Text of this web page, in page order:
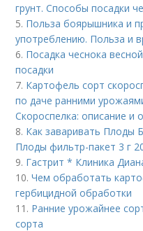
грунт. Способы посадки
5. Польза боярышника и
употреблению. Польза и
6. Посадка чеснока
посадки
7. Картофель сорт
по даче ранними
Скороспелка: описание и
8. Как заваривать
Плоды фильтр-пакет 3 г
9. Гастрит * Клиника
10.Чем обработать
гербицидной обработки
11. Ранние урожайнее
сорта